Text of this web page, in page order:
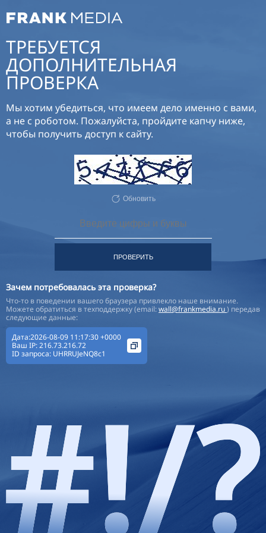
ТРЕБУЕТСЯ
ДОПОЛНИТЕЛЬНАЯ
ПРОВЕРКА
Мы хотим убедиться, что имеем дело именно с вами,
а не с роботом. Пожалуйста, пройдите капчу ниже,
чтобы получить доступ к сайту.
Обновить
ПРОВЕРИТЬ
Зачем потребовалась эта проверка?
Что-то в поведении вашего браузера привлекло наше внимание.
Можете обратиться в техподдержку (email:wall@frankmedia.ru) передав
следующие данные:
Дата:2026-08-09 11:17:30 +0000
Ваш IP:216.73.216.72
ID запроса: UHRRUJeNQ8c1